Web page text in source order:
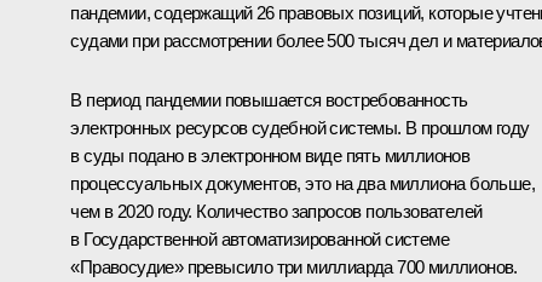
пандемии, содержащий 26 правовых позиций, которые
судами при рассмотрении более 500 тысяч дел и
В период пандемии повышается востребованность
электронных ресурсов судебной системы. В прошлом году
в суды подано в электронном виде пять миллионов
процессуальных документов, это на два миллиона больше,
чем в 2020 году. Количество запросов пользователей
в Государственной автоматизированной системе
«Правосудие» превысило три миллиарда 700 миллионов.